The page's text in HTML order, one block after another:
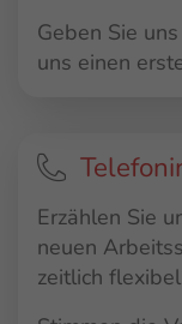
Geben Sie
uns einen
Erzählen Sie
neuen
zeitlich